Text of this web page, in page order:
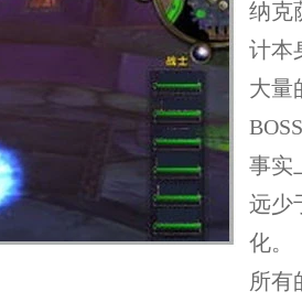
纳克
计本
大量
事实
远少
化。
所有